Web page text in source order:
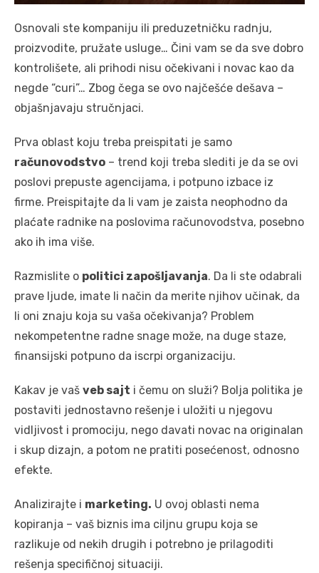
Osnovali ste kompaniju ili preduzetničku radnju,
proizvodite, pružate usluge… Čini vam se da sve dobro
kontrolišete, ali prihodi nisu očekivani i novac kao da
negde “curi”… Zbog čega se ovo najčešće dešava –
objašnjavaju stručnjaci.
Prva oblast koju treba preispitati je samo
računovodstvo – trend koji treba slediti je da se ovi
poslovi prepuste agencijama, i potpuno izbace iz
firme. Preispitajte da li vam je zaista neophodno da
plaćate radnike na poslovima računovodstva, posebno
ako ih ima više.
Razmislite o politici zapošljavanja. Da li ste odabrali
prave ljude, imate li način da merite njihov učinak, da
li oni znaju koja su vaša očekivanja? Problem
nekompetentne radne snage može, na duge staze,
finansijski potpuno da iscrpi organizaciju.
Kakav je vaš veb sajt i čemu on služi? Bolja politika je
postaviti jednostavno rešenje i uložiti u njegovu
vidljivost i promociju, nego davati novac na originalan
i skup dizajn, a potom ne pratiti posećenost, odnosno
efekte.
Analizirajte i marketing. U ovoj oblasti nema
kopiranja – vaš biznis ima ciljnu grupu koja se
razlikuje od nekih drugih i potrebno je prilagoditi
rešenja specifičnoj situaciji.